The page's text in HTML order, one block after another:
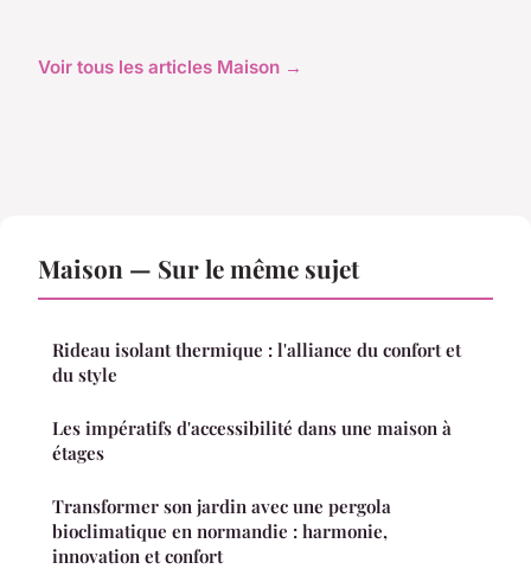
Voir tous les articles Maison →
Maison — Sur le même sujet
Rideau isolant thermique : l'alliance du confort et
du style
Les impératifs d'accessibilité dans une maison à
étages
Transformer son jardin avec une pergola
bioclimatique en normandie : harmonie,
innovation et confort